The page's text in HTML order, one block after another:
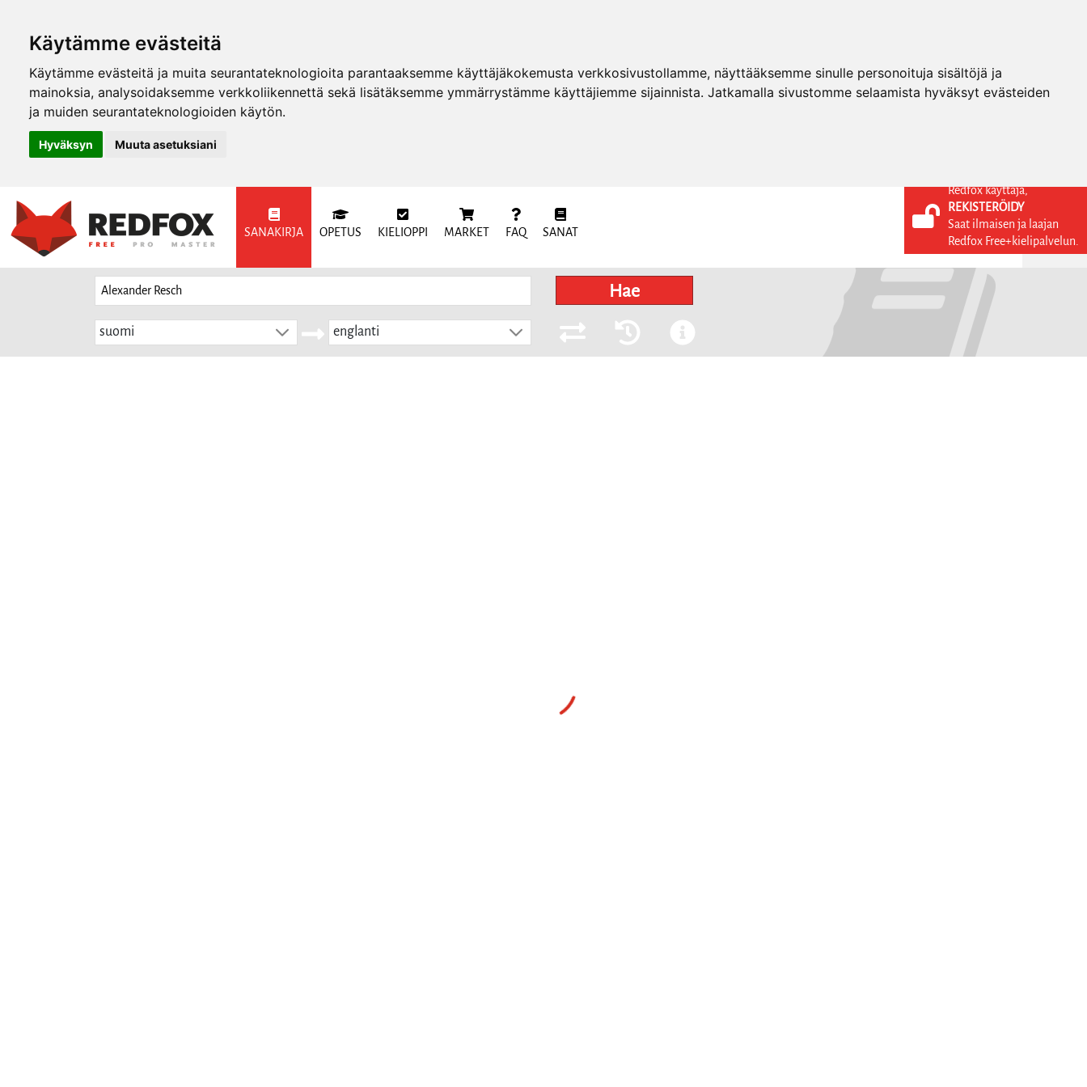
Käytämme evästeitä
Käytämme evästeitä ja muita seurantateknologioita parantaaksemme käyttäjäkokemusta verkkosivustollamme, näyttääksemme sinulle personoituja sisältöjä ja
mainoksia, analysoidaksemme verkkoliikennettä sekä lisätäksemme ymmärrystämme käyttäjiemme sijainnista. Jatkamalla sivustomme selaamista hyväksyt evästeiden
ja muiden seurantateknologioiden käytön.
Hyväksyn Muuta asetuksiani
SANAKIRJA OPETUS KIELIOPPI MARKET FAQ SANAT
KIRJAUDU SISÄÄN
REKISTERÖIDY
Hae
suomi englanti
Redfox käyttäjä,
REKISTERÖIDY
Saat ilmaisen ja laajan
Redfox Free+kielipalvelun.